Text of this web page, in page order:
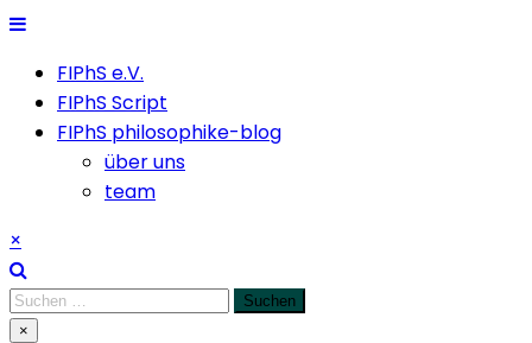
Skip
contentFIPhS e.V.
FIPhS Script
FIPhS philosophike-blog
über uns
team
×
Suchen
nach:
×